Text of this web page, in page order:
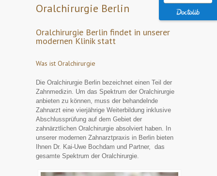
Oralchirurgie Berlin
Oralchirurgie Berlin findet in unserer
modernen Klinik statt
Was ist Oralchirurgie
Die Oralchirurgie Berlin bezeichnet einen Teil der
Zahnmedizin. Um das Spektrum der Oralchirurgie
anbieten zu können, muss der behandelnde
Zahnarzt eine vierjährige Weiterbildung inklusive
Abschlussprüfung auf dem Gebiet der
zahnärztlichen Oralchirurgie absolviert haben. In
unserer modernen Zahnarztpraxis in Berlin bieten
Ihnen Dr. Kai-Uwe Bochdam und Partner, das
gesamte Spektrum der Oralchirurgie.